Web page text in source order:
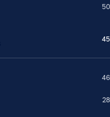
50
45
46
28